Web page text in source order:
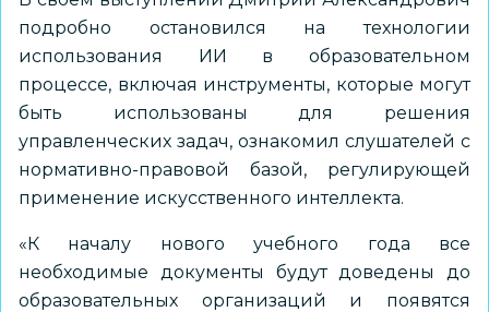
подробно остановился на технологии
использования ИИ в образовательном
процессе, включая инструменты, которые могут
быть использованы для решения
управленческих задач, ознакомил слушателей с
нормативно-правовой базой, регулирующей
применение искусственного интеллекта.
«К началу нового учебного года все
необходимые документы будут доведены до
образовательных организаций и появятся